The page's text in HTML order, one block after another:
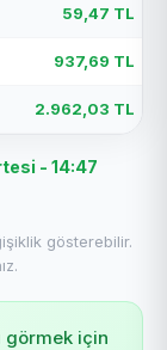
59,47 TL
937,69 TL
2.962,03 TL
- 14:47
gösterebilir.
görmek için